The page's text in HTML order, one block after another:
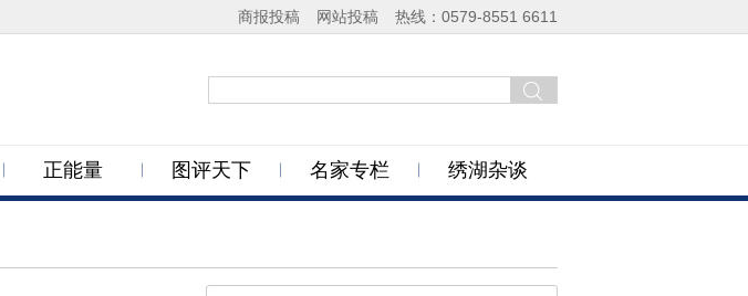
热线：0579-8551 6611
网站投稿
商报投稿
正能量 图评天下 名家专栏 绣湖杂谈